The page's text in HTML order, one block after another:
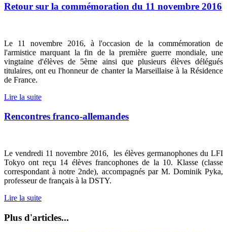
Retour sur la commémoration du 11 novembre 2016
Le 11 novembre 2016, à l'occasion de la commémoration de
l'armistice marquant la fin de la première guerre mondiale, une
vingtaine d'élèves de 5ème ainsi que plusieurs élèves délégués
titulaires, ont eu l'honneur de chanter la Marseillaise à la Résidence
de France.
Lire la suite
Rencontres franco-allemandes
Le vendredi 11 novembre 2016, les élèves germanophones du LFI
Tokyo ont reçu 14 élèves francophones de la 10. Klasse (classe
correspondant à notre 2nde), accompagnés par M. Dominik Pyka,
professeur de français à la DSTY.
Lire la suite
Plus d'articles...